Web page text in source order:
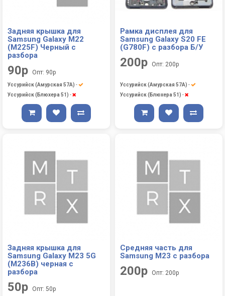
Задняя крышка для
Samsung Galaxy M22
(M225F) Черный с
разбора
90р Опт: 90р
Уссурийск (Амурская 57А) -
Уссурийск (Блюхера 51) -
Рамка дисплея для
Samsung Galaxy S20 FE
(G780F) с разбора Б/У
200р Опт: 200р
Уссурийск (Амурская 57А) -
Уссурийск (Блюхера 51) -
Задняя крышка для
Samsung Galaxy M23 5G
(M236B) черная с
разбора
50р Опт: 50р
Средняя часть для
Samsung M23 с разбора
200р Опт: 200р